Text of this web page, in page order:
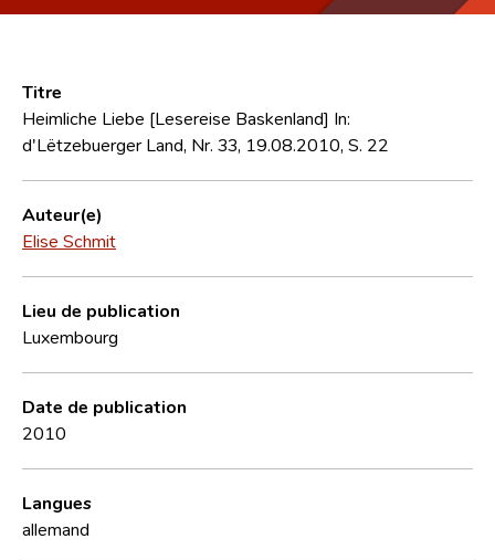
Équipe scientifique
Titre
Heimliche Liebe [Lesereise Baskenland] In:
d'Lëtzebuerger Land, Nr. 33, 19.08.2010, S. 22
Auteur(e)
Elise Schmit
Lieu de publication
Luxembourg
Date de publication
2010
Langues
allemand